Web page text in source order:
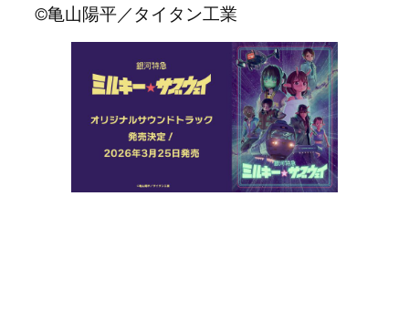
©亀山陽平／タイタン工業